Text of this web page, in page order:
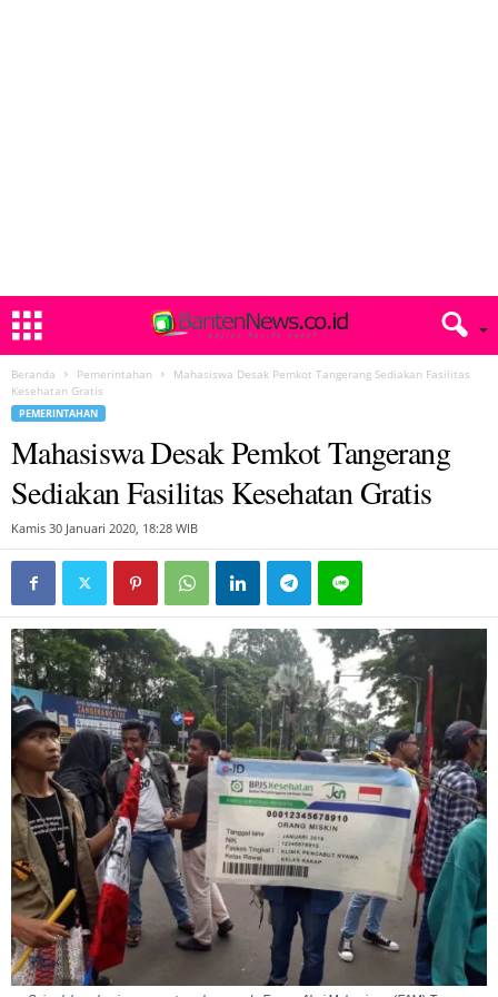
Beranda Pemerintahan
Mahasiswa Desak Pemkot Tangerang Sediakan Fasilitas
Kesehatan Gratis
PEMERINTAHAN
Mahasiswa Desak Pemkot Tangerang
Sediakan Fasilitas Kesehatan Gratis
Kamis 30 Januari 2020, 18:28 WIB